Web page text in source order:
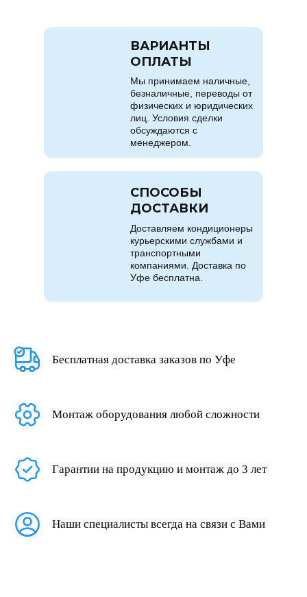
Мы принимаем наличные,
безналичные, переводы от
физических и юридических
лиц. Условия сделки
обсуждаются с
менеджером.
ВАРИАНТЫ
ОПЛАТЫ
Доставляем кондиционеры
курьерскими службами и
транспортными
компаниями. Доставка по
Уфе бесплатна.
СПОСОБЫ
ДОСТАВКИ
Бесплатная доставка заказов по Уфе
Монтаж оборудования любой сложности
Гарантии на продукцию и монтаж до 3 лет
Наши специалисты всегда на связи с Вами